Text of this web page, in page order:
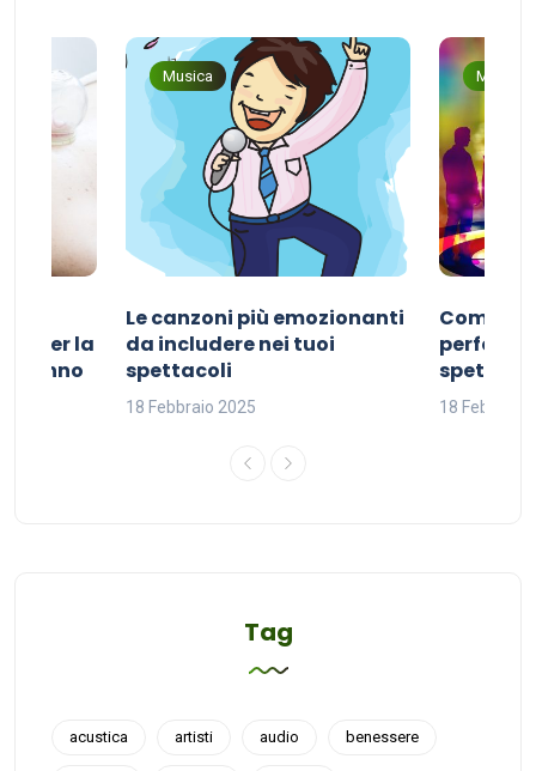
per la
sonno
Musica
Le canzoni più emozionanti
da includere nei tuoi
spettacoli
18 Febbraio 2025
Musica
Come
perfetta
18 Febbraio
Tag
acustica artisti audio benessere